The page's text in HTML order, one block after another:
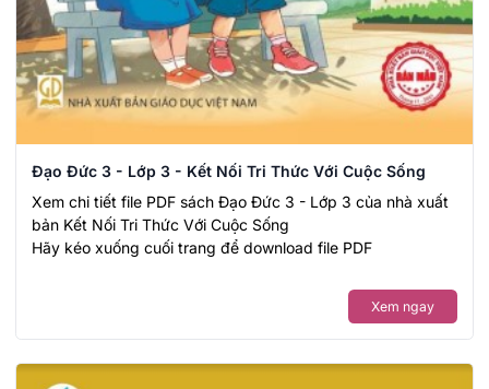
Đạo Đức 3 - Lớp 3 - Kết Nối Tri Thức Với Cuộc Sống
Xem chi tiết file PDF sách Đạo Đức 3 - Lớp 3 của nhà xuất
bản Kết Nối Tri Thức Với Cuộc Sống
Hãy kéo xuống cuối trang để download file PDF
Xem ngay